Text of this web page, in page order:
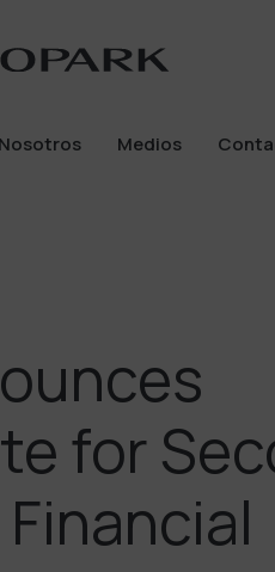
Medios
for